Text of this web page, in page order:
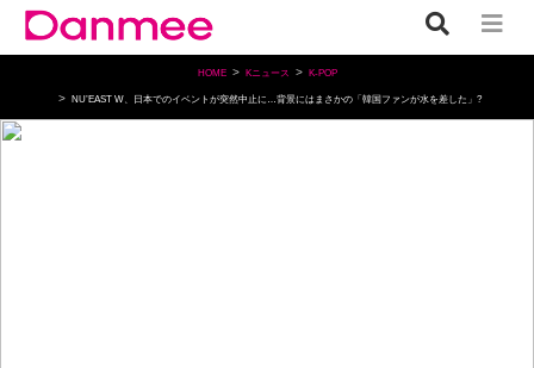
HOME Kニュース K-POP
NU’EAST W、日本でのイベントが突然中止に…背景にはまさかの「韓国ファンが水を差した」?